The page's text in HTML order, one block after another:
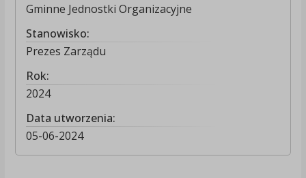
Gminne Jednostki Organizacyjne
Stanowisko:
Prezes Zarządu
Rok:
2024
Data utworzenia:
05-06-2024